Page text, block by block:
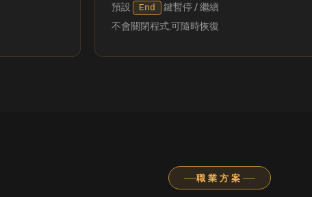
預設 End
鍵暫停 / 繼續
不會關閉程式,可隨時恢復
職業方案